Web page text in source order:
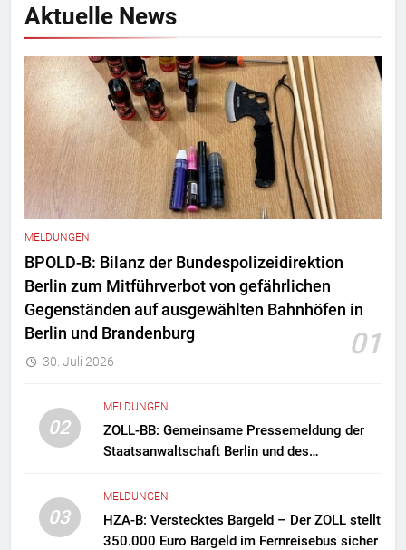
Aktuelle News
MELDUNGEN
BPOLD-B: Bilanz der Bundespolizeidirektion
Berlin zum Mitführverbot von gefährlichen
Gegenständen auf ausgewählten Bahnhöfen in
Berlin und Brandenburg
01
30. Juli 2026
02
MELDUNGEN
ZOLL-BB: Gemeinsame Pressemeldung der
Staatsanwaltschaft Berlin und des
Zollfahndung hebt mutmaßliches
Drogenlabor aus
03
MELDUNGEN
HZA-B: Verstecktes Bargeld – Der ZOLL stellt
350.000 Euro Bargeld im Fernreisebus sicher